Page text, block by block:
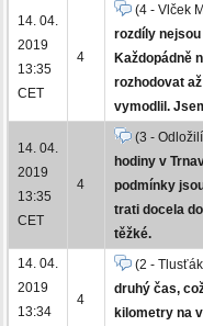
14. 04.
2019
13:35
CET
4
(4 - Vlček
rozdíly
Každopádně
rozhodovat
vymodlil.
14. 04.
2019
13:35
CET
4
(3 -
hodiny v
podmínky
trati docela
těžké.
14. 04.
2019
13:34
4
(2 -
druhý čas,
kilometry na